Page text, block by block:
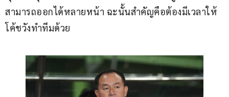
สามารถออกได้หลายหน้า ฉะนั้นสำคัญคือต้องมีเวลาให้
โค้ชวังทำทีมด้วย